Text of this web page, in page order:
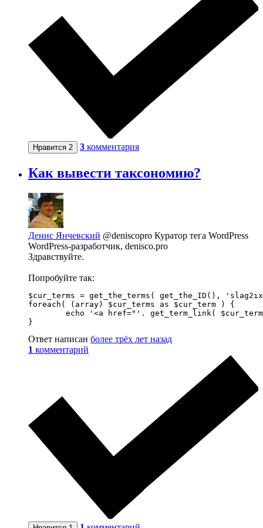
Нравится 2 3 комментария
Как вывести таксономию?
Денис Янчевский @deniscopro Куратор тега WordPress
WordPress-разработчик, denisco.pro
Здравствуйте.
Попробуйте так:
$cur_terms = get_the_terms( get_the_ID(),
foreach( (array) $cur_terms as $cur_term ) {
}
Ответ написан более трёх лет назад
1 комментарий